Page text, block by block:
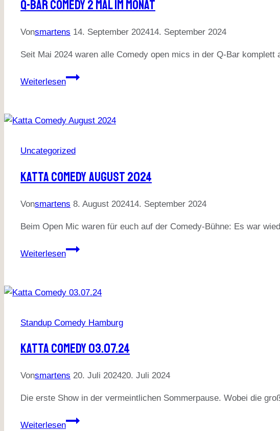
Q-Bar Comedy 2 Mal Im Monat
Vonsmartens 14. September 202414. September 2024
Seit Mai 2024 waren alle Comedy open mics in der Q-Bar
Weiterlesen
Q-
2
im
Uncategorized
Katta Comedy August 2024
Vonsmartens 8. August 202414. September 2024
Beim Open Mic waren für euch auf der Comedy-Bühne: Es war
Weiterlesen
Katta
2024
Standup Comedy Hamburg
Katta Comedy 03.07.24
Vonsmartens 20. Juli 202420. Juli 2024
Die erste Show in der vermeintlichen Sommerpause. Wobei die
Weiterlesen
Katta